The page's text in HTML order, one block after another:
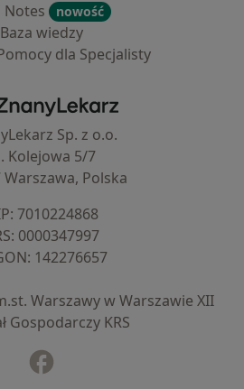
Notes
nowość
Baza wiedzy
dla Specjalisty
ZnanyLekarz - Strona główna
Sp. z o.o.
Kolejowa 5/7
Warszawa, Polska
⁠7010224868
⁠0000347997
⁠142276657
Warszawy w Warszawie XII
Gospodarczy KRS